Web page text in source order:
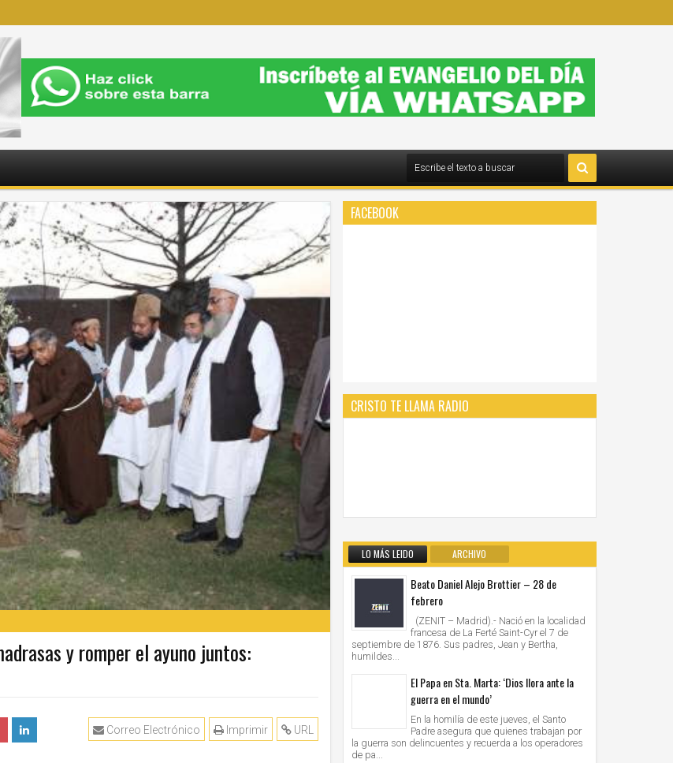
y romper el ayuno juntos:
URL
Imprimir
Correo Electrónico
FACEBOOK
CRISTO TE LLAMA RADIO
LO MÁS LEIDO ARCHIVO
Beato Daniel Alejo Brottier – 28 de
febrero
(ZENIT – Madrid).- Nació en la localidad
francesa de La Ferté Saint-Cyr el 7 de
septiembre de 1876. Sus padres, Jean y Bertha,
humildes...
El Papa en Sta. Marta: ‘Dios llora ante la
guerra en el mundo’
En la homilía de este jueves, el Santo
Padre asegura que quienes trabajan por
la guerra son delincuentes y recuerda a los operadores
de pa...